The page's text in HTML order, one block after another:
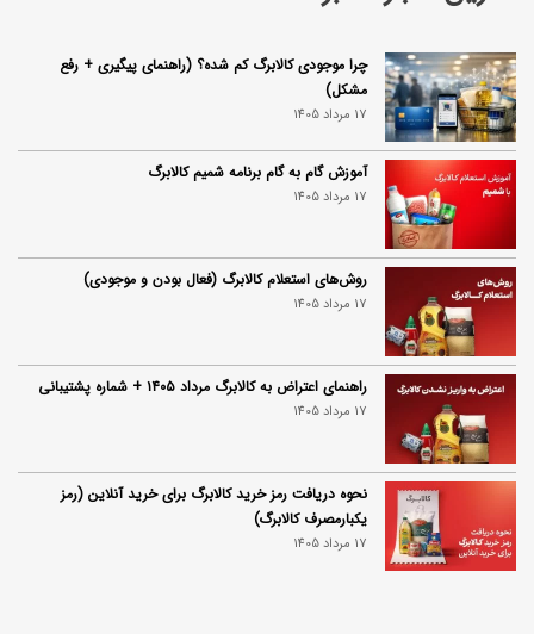
چرا موجودی کالابرگ کم شده؟ (راهنمای پیگیری + رفع
مشکل)
17 مرداد 1405
آموزش گام به گام برنامه شمیم کالابرگ
17 مرداد 1405
روش‌های استعلام کالابرگ (فعال بودن و موجودی)
17 مرداد 1405
راهنمای اعتراض به کالابرگ مرداد ۱۴۰۵ + شماره پشتیبانی
17 مرداد 1405
نحوه دریافت رمز خرید کالابرگ برای خرید آنلاین (رمز
یکبارمصرف کالابرگ)
17 مرداد 1405